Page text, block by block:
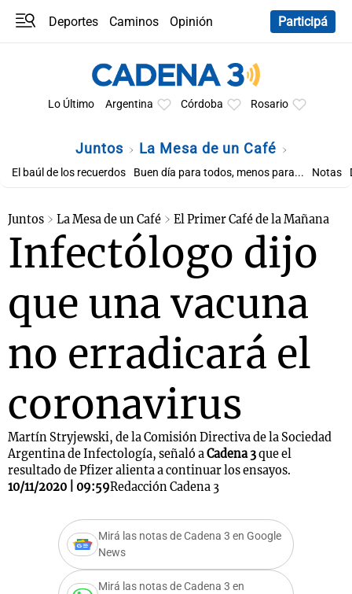
Deportes Caminos
Opinión
Participá
Lo Último Argentina Córdoba Rosario
Juntos La Mesa de un Café
El baúl de los recuerdos Buen día para todos, menos para... Notas
Juntos La Mesa de un Café El Primer Café de la Mañana
Infectólogo dijo
que una vacuna
no erradicará el
coronavirus
Martín Stryjewski, de la Comisión Directiva de la Sociedad
Argentina de Infectología, señaló aCadena 3que el
resultado de Pfizer alienta a continuar los ensayos.
10/11/2020 | 09:59Redacción Cadena 3
Mirá las notas de Cadena 3 en Google
News
Mirá las notas de Cadena 3 en